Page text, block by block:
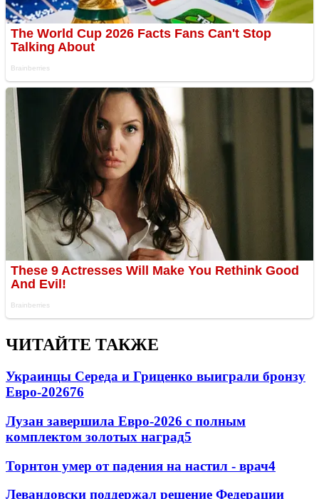
ЧИТАЙТЕ ТАКЖЕ
Украинцы Середа и Гриценко выиграли бронзу
Евро-202676
Лузан завершила Евро-2026 с полным
комплектом золотых наград5
Торнтон умер от падения на настил - врач4
Левандовски поддержал решение Федерации